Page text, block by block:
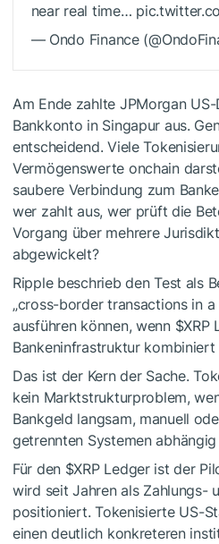
near real time…
— Ondo Finance
Am Ende zahlte JPMorgan
Bankkonto in Singapur aus.
entscheidend. Viele
Vermögenswerte onchain
saubere Verbindung zum
wer zahlt aus, wer prüft die
Vorgang über mehrere
abgewickelt?
Ripple beschrieb den Test als
„cross-border transactions in
ausführen können, wenn $XRP
Bankeninfrastruktur kombiniert
Das ist der Kern der Sache.
kein Marktstrukturproblem,
Bankgeld langsam, manuell
getrennten Systemen
Für den $XRPLedger ist der
wird seit Jahren als Zahlungs-
positioniert. Tokenisierte US-
einen deutlich konkreteren